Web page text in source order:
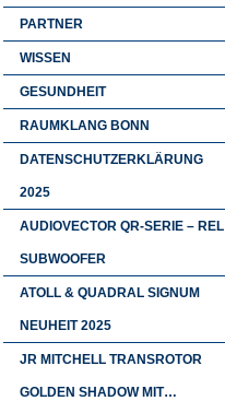
PARTNER
WISSEN
GESUNDHEIT
RAUMKLANG BONN
DATENSCHUTZERKLÄRUNG
2025
AUDIOVECTOR QR-SERIE – REL
SUBWOOFER
ATOLL & QUADRAL SIGNUM
NEUHEIT 2025
JR MITCHELL TRANSROTOR
GOLDEN SHADOW MIT…